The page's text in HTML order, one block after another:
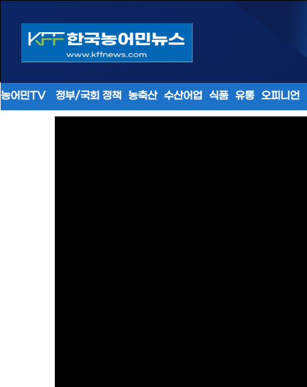
농어민TV 정부/국회 정책 농축산 수산어업 식품 유통 오피니언